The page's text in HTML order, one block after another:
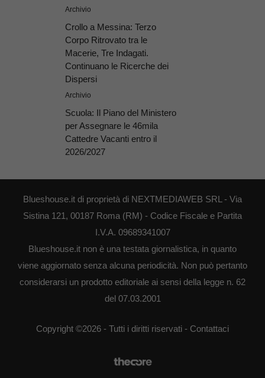
Archivio
Crollo a Messina: Terzo
Corpo Ritrovato tra le
Macerie, Tre Indagati.
Continuano le Ricerche dei
Dispersi
Archivio
Scuola: Il Piano del Ministero
per Assegnare le 46mila
Cattedre Vacanti entro il
2026/2027
Blueshouse.it di proprietà di NEXTMEDIAWEB SRL - Via
Sistina 121, 00187 Roma (RM) - Codice Fiscale e Partita
I.V.A. 09689341007
Blueshouse.it non è una testata giornalistica, in quanto
viene aggiornato senza alcuna periodicità. Non può pertanto
considerarsi un prodotto editoriale ai sensi della legge n. 62
del 07.03.2001
Copyright ©2026 - Tutti i diritti riservati - Contattaci